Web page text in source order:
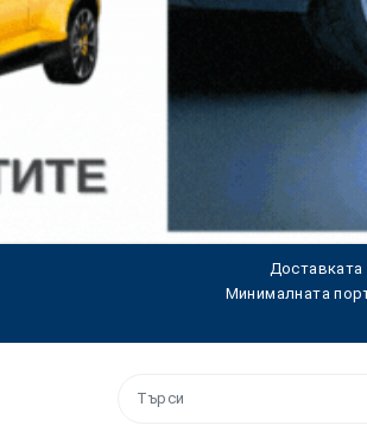
Доставката
Минималната